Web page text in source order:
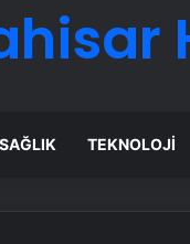
SAĞLIK TEKNOLOJI